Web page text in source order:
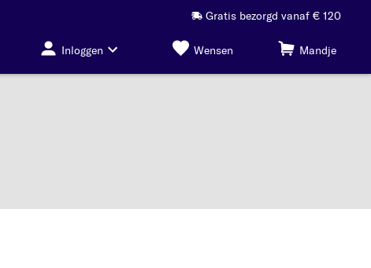
Gratis bezorgd vanaf € 120
Inloggen Wensen Mandje